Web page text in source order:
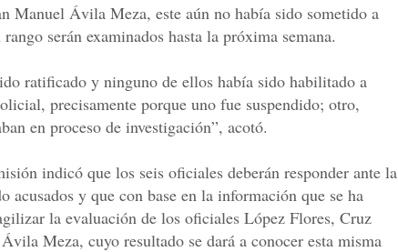
Manuel Ávila Meza, este aún no había sido sometido a
serán examinados hasta la próxima semana.
ratificado y ninguno de ellos había sido habilitado a
precisamente porque uno fue suspendido; otro,
en proceso de investigación”, acotó.
indicó que los seis oficiales deberán responder ante la
acusados y que con base en la información que se ha
la evaluación de los oficiales López Flores, Cruz
Meza, cuyo resultado se dará a conocer esta misma